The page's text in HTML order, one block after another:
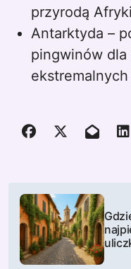
przyrodą
Antarktyda –
pingwinów
N
w